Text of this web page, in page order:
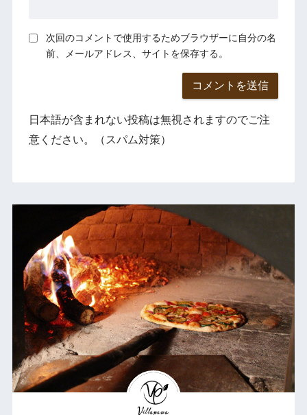
次回のコメントで使用するためブラウザーに自分の名
前、メールアドレス、サイトを保存する。
日本語が含まれない投稿は無視されますのでご注
意ください。（スパム対策）